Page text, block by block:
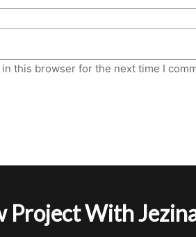
this browser for the next time I
Project With